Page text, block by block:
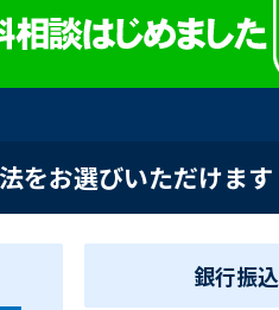
をお選びいただけます
銀行振込